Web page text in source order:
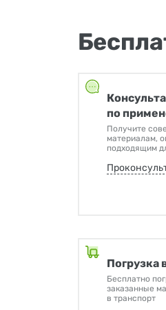
по
Получите
материалам,
подходящим
Погрузка
Бесплатно
заказанные
в транспорт